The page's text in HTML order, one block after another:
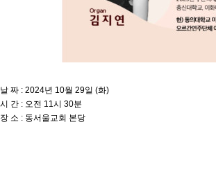
날 짜 : 2024년 10월 29일 (화)
시 간 : 오전 11시 30분
장 소 : 동서울교회 본당